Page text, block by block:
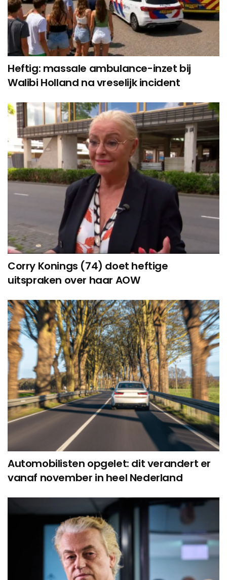
Heftig: massale ambulance-inzet bij
Walibi Holland na vreselijk incident
Corry Konings (74) doet heftige
uitspraken over haar AOW
Automobilisten opgelet: dit verandert er
vanaf november in heel Nederland